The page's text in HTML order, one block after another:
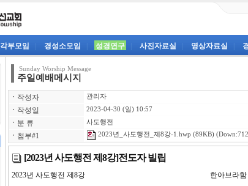
각부모임 경성소모임 성경연구 사진자료실 영상자료실
Sunday Worship Message
주일예배메시지
ㆍ 작성자 관리자
ㆍ 작성일 2023-04-30 (일) 10:57
ㆍ 분 류 사도행전
ㆍ 첨부#1 2023년_사도행전_제8강-1.hwp (89KB)
[2023년 사도행전 제8강]전도자 빌립
2023년 사도행전 제8강 한아브라함